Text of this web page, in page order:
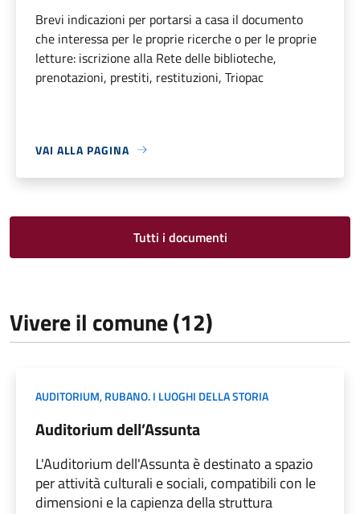
Brevi indicazioni per portarsi a casa il documento
che interessa per le proprie ricerche o per le proprie
letture: iscrizione alla Rete delle biblioteche,
prenotazioni, prestiti, restituzioni, Triopac
VAI ALLA PAGINA
Tutti i documenti
Vivere il comune (12)
AUDITORIUM,RUBANO. I LUOGHI DELLA STORIA
Auditorium dell’Assunta
L'Auditorium dell'Assunta è destinato a spazio
per attività culturali e sociali, compatibili con le
dimensioni e la capienza della struttura